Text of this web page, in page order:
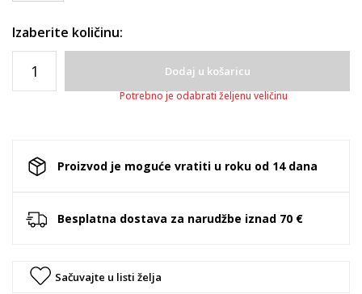
Izaberite količinu:
Dodaj u košaricu
Potrebno je odabrati željenu veličinu
Proizvod je moguće vratiti u roku od 14 dana
Besplatna dostava za narudžbe iznad 70 €
Sačuvajte u listi želja